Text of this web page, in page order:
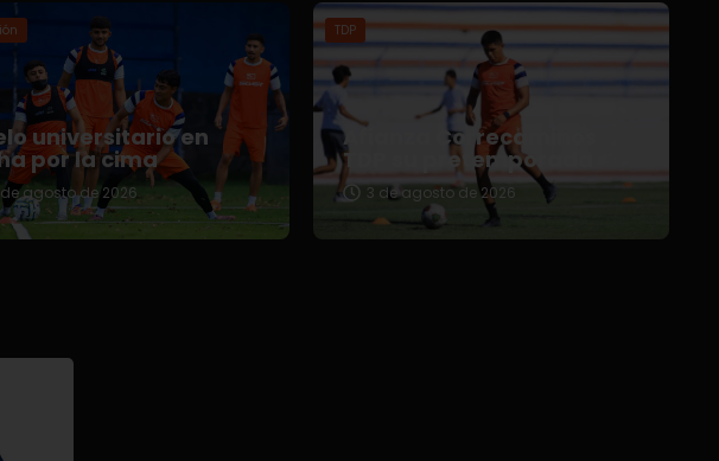
universitario en
por la cima
agosto de 2026
TDP
Afianza Correcaminos
TDP su pretemporada
3 de agosto de 2026